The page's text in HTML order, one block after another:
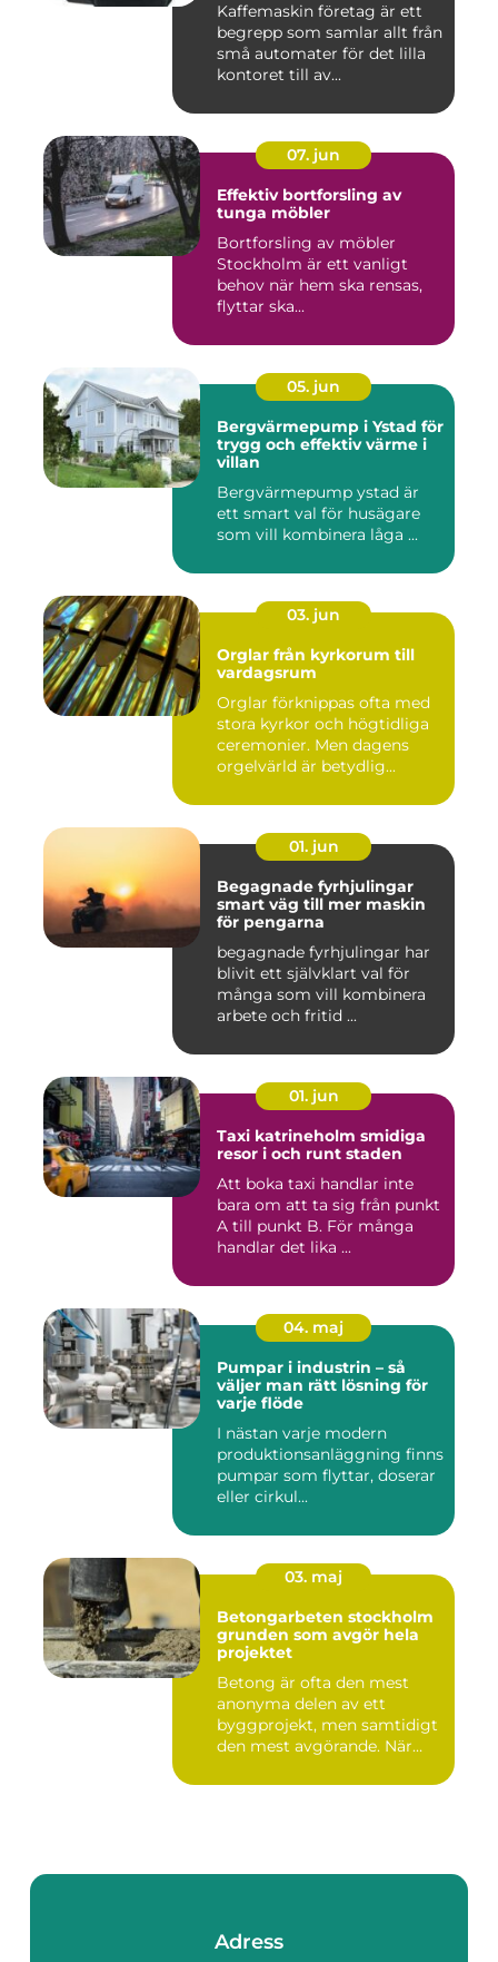
Kaffemaskin företag är ett
begrepp som samlar allt från
små automater för det lilla
kontoret till av...
07. jun
Effektiv bortforsling av
tunga möbler
Bortforsling av möbler
Stockholm är ett vanligt
behov när hem ska rensas,
flyttar ska...
05. jun
Bergvärmepump i Ystad för
trygg och effektiv värme i
villan
Bergvärmepump ystad är
ett smart val för husägare
som vill kombinera låga ...
03. jun
Orglar från kyrkorum till
vardagsrum
Orglar förknippas ofta med
stora kyrkor och högtidliga
ceremonier. Men dagens
orgelvärld är betydlig...
01. jun
Begagnade fyrhjulingar
smart väg till mer maskin
för pengarna
begagnade fyrhjulingar har
blivit ett självklart val för
många som vill kombinera
arbete och fritid ...
01. jun
Taxi katrineholm smidiga
resor i och runt staden
Att boka taxi handlar inte
bara om att ta sig från punkt
A till punkt B. För många
handlar det lika ...
04. maj
Pumpar i industrin – så
väljer man rätt lösning för
varje flöde
I nästan varje modern
produktionsanläggning finns
pumpar som flyttar, doserar
eller cirkul...
03. maj
Betongarbeten stockholm
grunden som avgör hela
projektet
Betong är ofta den mest
anonyma delen av ett
byggprojekt, men samtidigt
den mest avgörande. När
Adress